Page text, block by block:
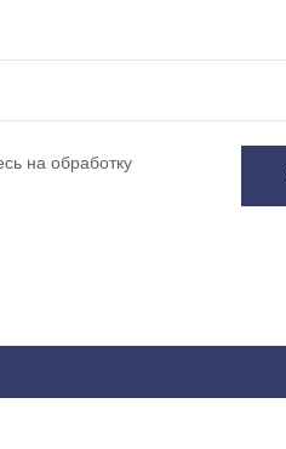
на обработку